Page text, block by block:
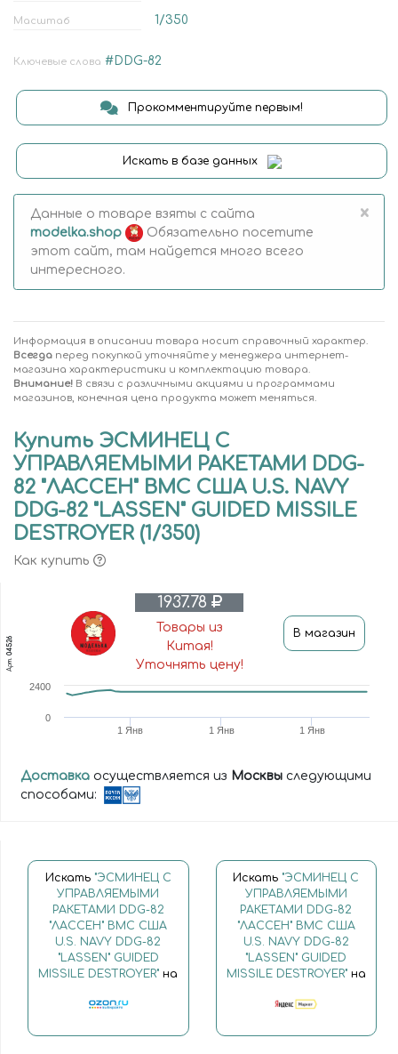
Масштаб 1/350
Ключевые слова #DDG-82
Прокомментируйте первым!
Искать в базе данных
Данные о товаре взяты с сайта
modelka.shop
Обязательно посетите
этот сайт, там найдется много всего
интересного.
×
Информация в описании товара носит справочный характер.
Всегда перед покупкой уточняйте у менеджера интернет-
магазина характеристики и комплектацию товара.
Внимание! В связи с различными акциями и программами
магазинов, конечная цена продукта может меняться.
Купить ЭСМИНЕЦ С
УПРАВЛЯЕМЫМИ РАКЕТАМИ DDG-
82 "ЛАССЕН" ВМС США U.S. NAVY
DDG-82 "LASSEN" GUIDED MISSILE
DESTROYER (1/350)
Как купить
Арт.
04526
1937.78
Товары из
Китая!
Уточнять цену!
В магазин
1 Янв 1 Янв 1 Янв
0
2400
Доставка осуществляется из Москвы следующими
способами:
Искать "ЭСМИНЕЦ С
УПРАВЛЯЕМЫМИ
РАКЕТАМИ DDG-82
"ЛАССЕН" ВМС США
U.S. NAVY DDG-82
"LASSEN" GUIDED
MISSILE DESTROYER" на
Искать "ЭСМИНЕЦ С
УПРАВЛЯЕМЫМИ
РАКЕТАМИ DDG-82
"ЛАССЕН" ВМС США
U.S. NAVY DDG-82
"LASSEN" GUIDED
MISSILE DESTROYER"на